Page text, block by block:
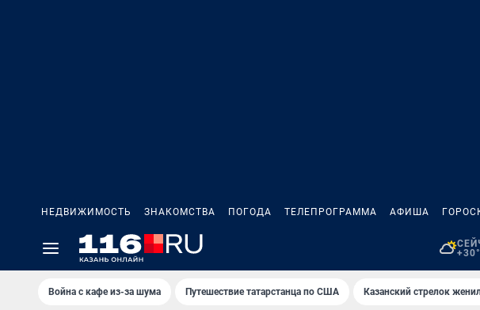
НЕДВИЖИМОСТЬ ЗНАКОМСТВА ПОГОДА ТЕЛЕПРОГРАММА АФИША
Война с кафе из-за шума Путешествие татарстанца по США Казанский стрелок